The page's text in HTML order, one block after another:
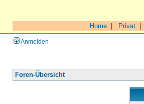
Home Privat
Anmelden
Foren-Übersicht